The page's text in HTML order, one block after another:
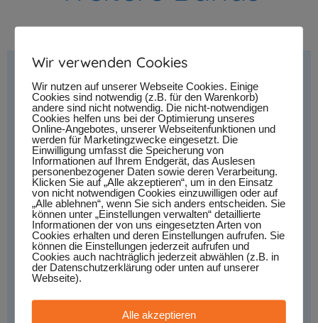
Wir verwenden Cookies
Wir nutzen auf unserer Webseite Cookies. Einige
Cookies sind notwendig (z.B. für den Warenkorb)
andere sind nicht notwendig. Die nicht-notwendigen
Cookies helfen uns bei der Optimierung unseres
Online-Angebotes, unserer Webseitenfunktionen und
werden für Marketingzwecke eingesetzt. Die
Einwilligung umfasst die Speicherung von
Informationen auf Ihrem Endgerät, das Auslesen
personenbezogener Daten sowie deren Verarbeitung.
Klicken Sie auf „Alle akzeptieren“, um in den Einsatz
von nicht notwendigen Cookies einzuwilligen oder auf
„Alle ablehnen“, wenn Sie sich anders entscheiden. Sie
können unter „Einstellungen verwalten“ detaillierte
Informationen der von uns eingesetzten Arten von
Cookies erhalten und deren Einstellungen aufrufen. Sie
können die Einstellungen jederzeit aufrufen und
Cookies auch nachträglich jederzeit abwählen (z.B. in
der Datenschutzerklärung oder unten auf unserer
Webseite).
Alle akzeptieren